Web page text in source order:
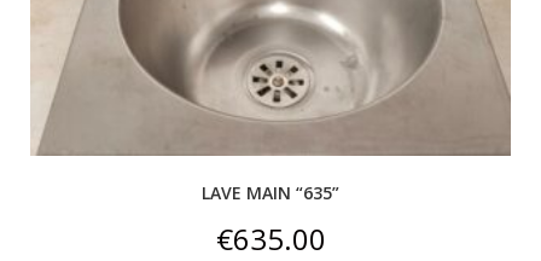
LAVE MAIN “635”
€635.00